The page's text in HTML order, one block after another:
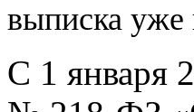
выписка уже
С 1 января